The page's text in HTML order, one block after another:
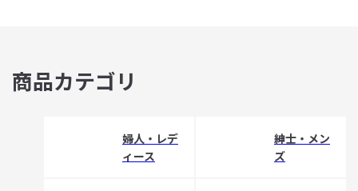
商品カテゴリ
婦人・レデ
ィース
紳士・メン
ズ